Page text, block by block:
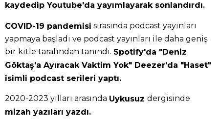
kaydedip Youtube'da yayımlayarak sonlandırdı.
COVID-19 pandemisi sırasında podcast yayınları
yapmaya başladı ve podcast yayınları ile daha geniş
bir kitle tarafından tanındı. Spotify'da "Deniz
Göktaş'a Ayıracak Vaktim Yok" Deezer'da "Haset"
isimli podcast serileri yaptı.
2020-2023 yılları arasında Uykusuz dergisinde
mizah yazıları yazdı.